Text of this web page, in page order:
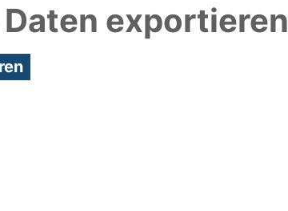
exportieren